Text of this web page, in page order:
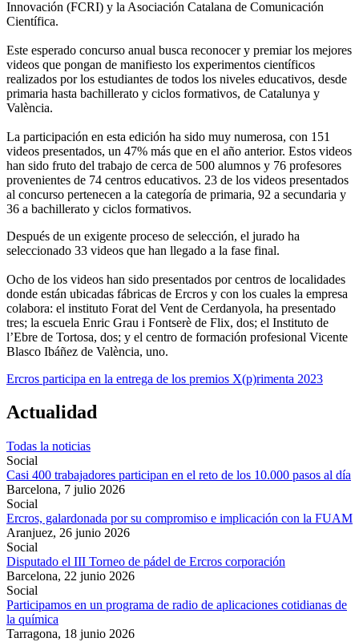
Innovación (FCRI) y la Asociación Catalana de Comunicación
Científica.
Este esperado concurso anual busca reconocer y premiar los mejores
videos que pongan de manifiesto los experimentos científicos
realizados por los estudiantes de todos los niveles educativos, desde
primaria hasta bachillerato y ciclos formativos, de Catalunya y
València.
La participación en esta edición ha sido muy numerosa, con 151
videos presentados, un 47% más que en el año anterior. Estos videos
han sido fruto del trabajo de cerca de 500 alumnos y 76 profesores
provenientes de 74 centros educativos. 23 de los videos presentados
al concurso pertenecen a la categoría de primaria, 92 a secundaria y
36 a bachillerato y ciclos formativos.
Después de un exigente proceso de selección, el jurado ha
seleccionado 33 videos que han llegado a la fase final.
Ocho de los videos han sido presentados por centros de localidades
donde están ubicadas fábricas de Ercros y con los cuales la empresa
colabora: el instituto Forat del Vent de Cerdanyola, ha presentado
tres; la escuela Enric Grau i Fontserè de Flix, dos; el Instituto de
l’Ebre de Tortosa, dos; y el centro de formación profesional Vicente
Blasco Ibáñez de València, uno.
Ercros participa en la entrega de los premios X(p)rimenta 2023
Actualidad
Todas la noticias
Social
Casi 400 trabajadores participan en el reto de los 10.000 pasos al día
Barcelona, 7 julio 2026
Social
Ercros, galardonada por su compromiso e implicación con la FUAM
Aranjuez, 26 junio 2026
Social
Disputado el III Torneo de pádel de Ercros corporación
Barcelona, 22 junio 2026
Social
Participamos en un programa de radio de aplicaciones cotidianas de
la química
Tarragona, 18 junio 2026